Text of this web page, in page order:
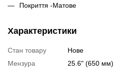
Покриття -Матове
Характеристики
Стан товару
Нове
Мензура
25.6" (650 мм)